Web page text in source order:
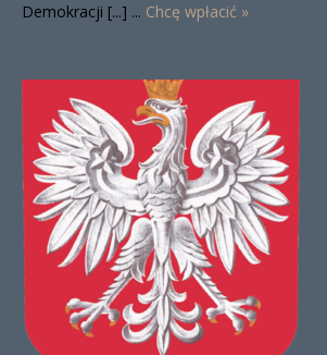
Demokracji [...] ... Chcę wpłacić »